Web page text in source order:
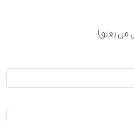
من يعلق!